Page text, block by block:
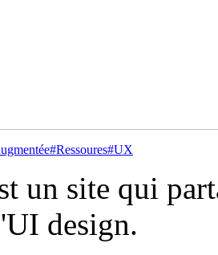
#Ressoures#UX
un site qui
design.